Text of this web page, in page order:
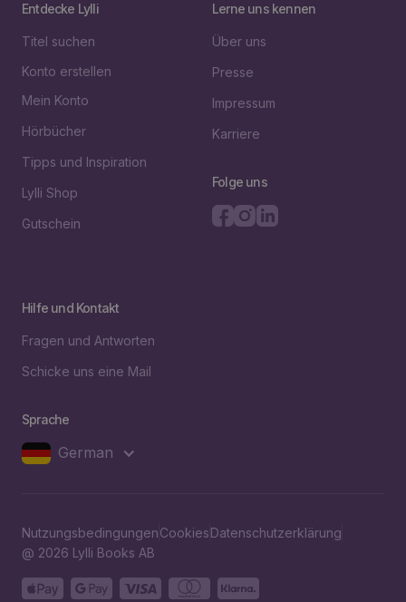
Entdecke Lylli
Titel suchen
Konto erstellen
Mein Konto
Hörbücher
Tipps und Inspiration
Lylli Shop
Gutschein
Lerne uns kennen
Über uns
Presse
Impressum
Karriere
Folge uns
Hilfe und Kontakt
Fragen und Antworten
Schicke uns eine Mail
Sprache
German
NutzungsbedingungenCookiesDatenschutzerklärung
@ 2026 Lylli Books AB